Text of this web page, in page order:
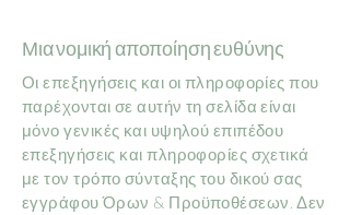
Μια νομική αποποίηση ευθύνης
Οι επεξηγήσεις και οι πληροφορίες που
παρέχονται σε αυτήν τη σελίδα είναι
μόνο γενικές και υψηλού επιπέδου
επεξηγήσεις και πληροφορίες σχετικά
με τον τρόπο σύνταξης του δικού σας
εγγράφου Όρων & Προϋποθέσεων. Δεν